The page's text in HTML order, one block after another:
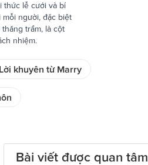
thức lễ cưới và bí
người, đặc biệt
trầm, là cột
nhiệm.
Lời khuyên từ Marry
Bài viết được quan tâm